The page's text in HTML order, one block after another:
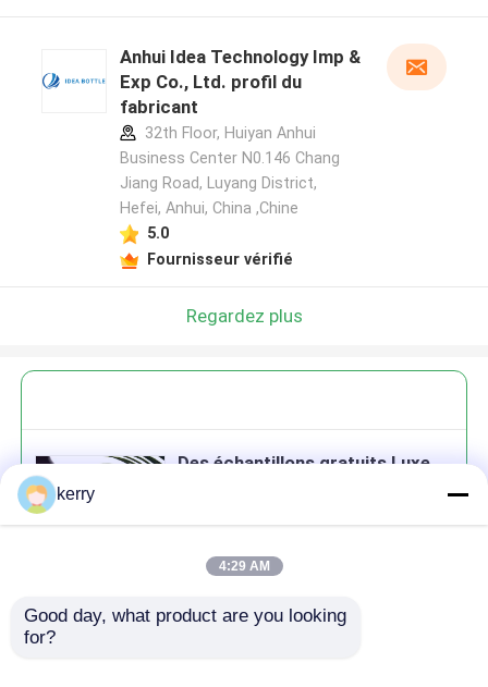
Anhui Idea Technology Imp &
Exp Co., Ltd. profil du
fabricant
32th Floor, Huiyan Anhui
Business Center N0.146 Chang
Jiang Road, Luyang District,
Hefei, Anhui, China ,Chine
5.0
Fournisseur vérifié
Regardez plus
Des échantillons gratuits Luxe
Glass
Continuer
kerry
4:29 AM
Good day, what product are you looking
for?